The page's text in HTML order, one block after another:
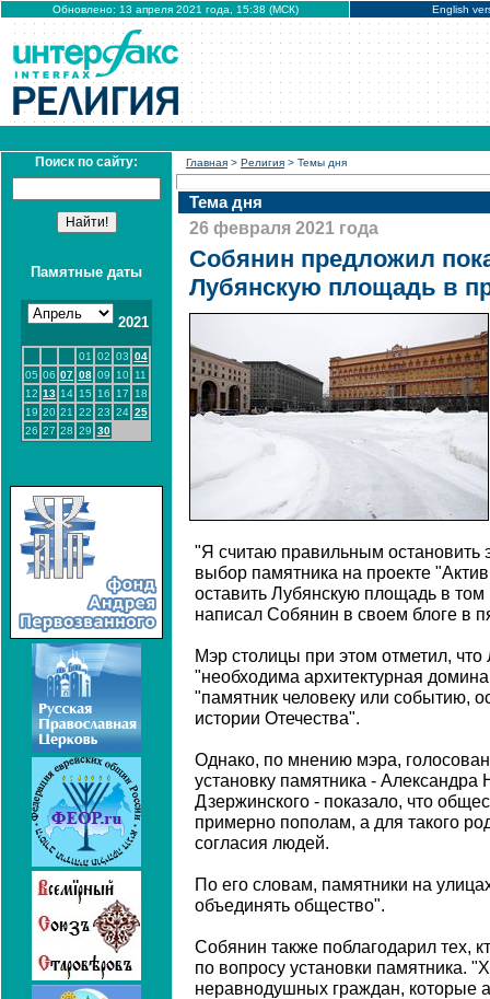
Обновлено: 13 апреля 2021 года, 15:38 (МСК) English
Поиск по сайту:
Памятные даты
2021
01 02 03 04
05 06 07 08 09 10
11
12 13 14 15 16 17
18
19 20 21 22 23 24 25
26 27 28 29 30
Главная > Религия > Темы дня
Тема дня
26 февраля 2021 года
Собянин предложил
Лубянскую площадь в
"Я считаю правильным остановить
выбор памятника на проекте
оставить Лубянскую площадь в том
написал Собянин в своем блоге в
Мэр столицы при этом отметил,
"необходима архитектурная
"памятник человеку или событию,
истории Отечества".
Однако, по мнению мэра,
установку памятника - Александра
Дзержинского - показало, что
примерно пополам, а для такого
согласия людей.
По его словам, памятники на
объединять общество".
Собянин также поблагодарил тех,
по вопросу установки памятника.
неравнодушных граждан, которые